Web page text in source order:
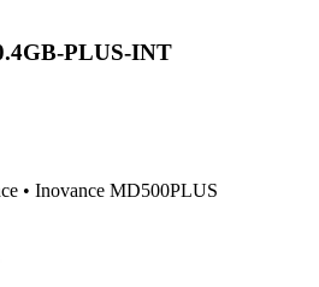
PLUS-INT
• Inovance MD500PLUS